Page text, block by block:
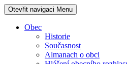
Otevřit navigaci Menu
Obec
Historie
Současnost
Almanach o obci